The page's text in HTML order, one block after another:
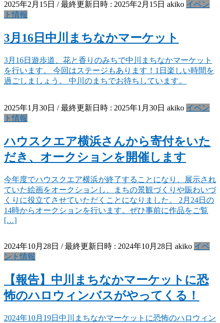
2025年2月15日 / 最終更新日時 : 2025年2月15日 akiko イベン
ト情報
3月16日中川まちなかマーケット
3月16日遊歩道、花と香りのみちで中川まちなかマーケット
を行います。 今回はステージもあります！1日楽しい時間を
過ごしましょう。 中川のまちでお待ちしています。
2025年1月30日 / 最終更新日時 : 2025年1月30日 akiko イベン
ト情報
ハウスクエア横浜さんから寄付をいた
だき、オークションを開催します
今年度でハウスクエア横浜が終了することになり、展示され
ていた絵画をオークションし、まちの景観づくりや賑わいづ
くりに役立てさせていただくことになりました。 2月24日の
14時からオークションを行います。ぜひ事前に作品をご覧
[…]
2024年10月28日 / 最終更新日時 : 2024年10月28日 akiko イベ
ント情報
【報告】中川まちなかマーケットに恐
怖のハロウィンバスがやってくる！
2024年10月19日中川まちなかマーケットに恐怖のハロウィン